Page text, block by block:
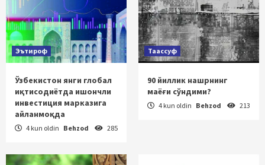
Эътироф
Ўзбекистон янги глобал
иқтисодиётда ишончли
инвестиция марказига
айланмоқда
4 kun oldin Behzod 285
Таассуф
90 йиллик нашрнинг
маёғи сўндими?
4 kun oldin Behzod 213